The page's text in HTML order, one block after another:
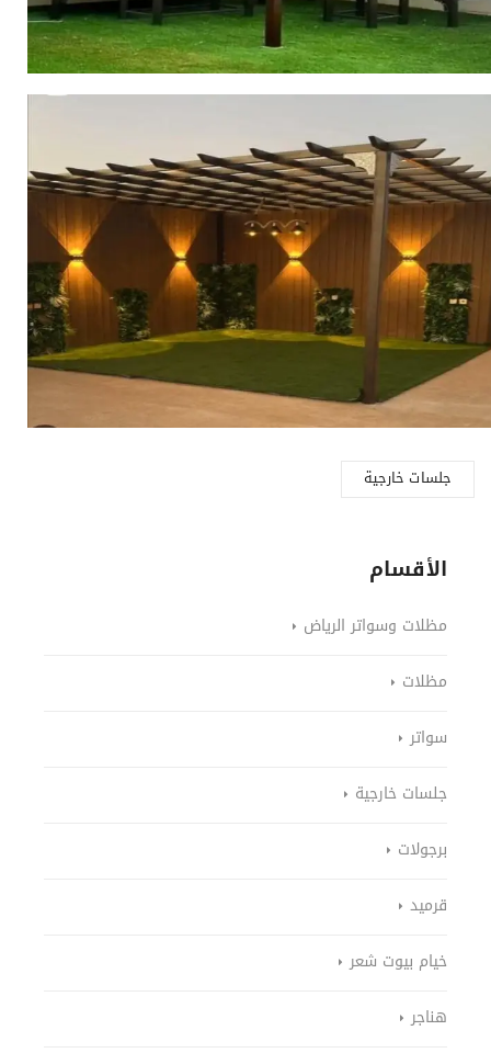
جلسات خارجية
الأقسام
مظلات وسواتر الرياض
مظلات
سواتر
جلسات خارجية
برجولات
قرميد
خيام بيوت شعر
هناجر